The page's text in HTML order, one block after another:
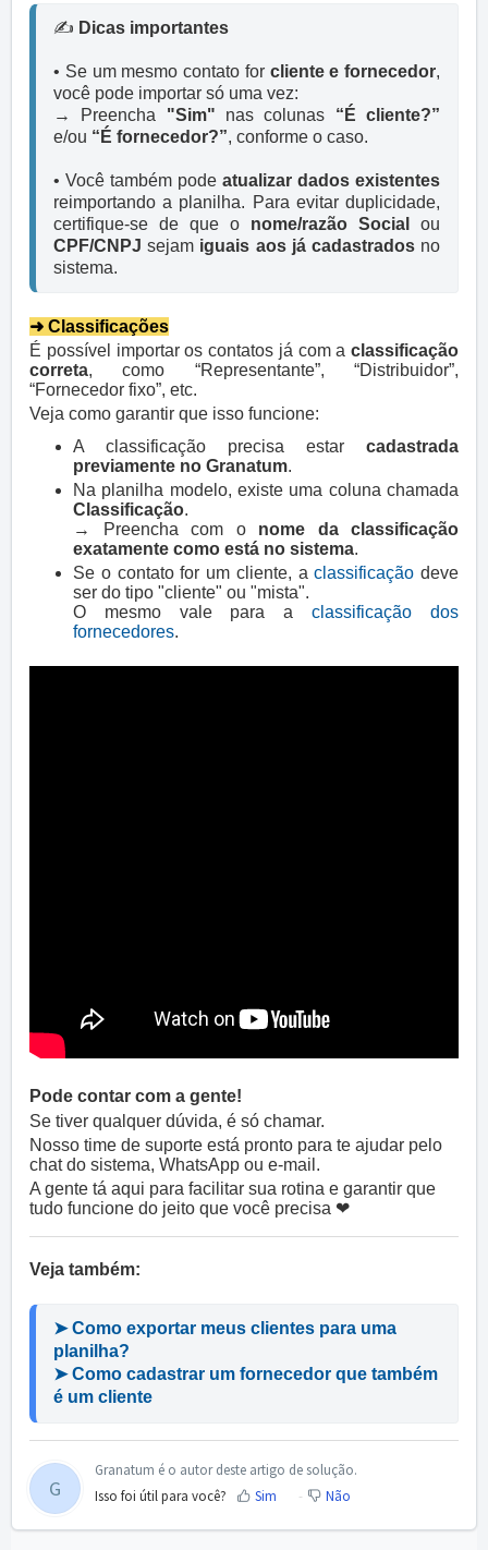
✍️ Dicas importantes
• Se um mesmo contato for cliente e fornecedor,
você pode importar só uma vez:
→ Preencha "Sim" nas colunas “É cliente?”
e/ou “É fornecedor?”, conforme o caso.
• Você também pode atualizar dados existentes
reimportando a planilha. Para evitar duplicidade,
certifique-se de que o nome/razão Social
CPF/CNPJ sejam iguais aos já cadastrados no
sistema.
➜ Classificações
É possível importar os contatos já com a classificação
correta, como “Representante”, “Distribuidor”,
“Fornecedor fixo”, etc.
Veja como garantir que isso funcione:
A classificação precisa estar cadastrada
previamente no Granatum.
Na planilha modelo, existe uma coluna chamada
Classificação.
→ Preencha com o nome da classificação
exatamente como está no sistema.
Se o contato for um cliente, aclassificação deve
ser do tipo "cliente" ou "mista".
O mesmo vale para aclassificação dos
fornecedores.
Pode contar com a gente!
Se tiver qualquer dúvida, é só chamar.
Nosso time de suporte está pronto para te ajudar pelo
chat do sistema, WhatsApp ou e-mail.
A gente tá aqui para facilitar sua rotina e garantir que
tudo funcione do jeito que você precisa ❤
Veja também:
➤ Como exportar meus clientes para uma
planilha?
➤ Como cadastrar um fornecedor que também
é um cliente
G
Granatum é o autor deste artigo de solução.
Isso foi útil para você?
Sim Não